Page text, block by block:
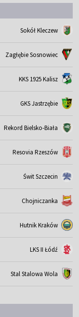
Sokół Kleczew
Zagłębie Sosnowiec
KKS 1925 Kalisz
GKS Jastrzębie
Rekord Bielsko-Biała
Resovia Rzeszów
Świt Szczecin
Chojniczanka
Hutnik Kraków
LKS II Łódź
Stal Stalowa Wola